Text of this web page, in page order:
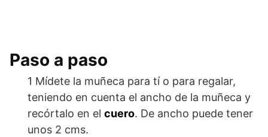
Paso a paso
1 Mídete la muñeca para tí o para regalar,
teniendo en cuenta el ancho de la muñeca y
recórtalo en el cuero. De ancho puede tener
unos 2 cms.